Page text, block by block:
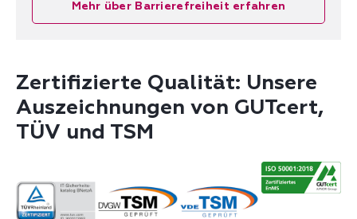
Mehr über Barrierefreiheit erfahren
Zertifizierte Qualität: Unsere
Auszeichnungen von GUTcert,
TÜV und TSM